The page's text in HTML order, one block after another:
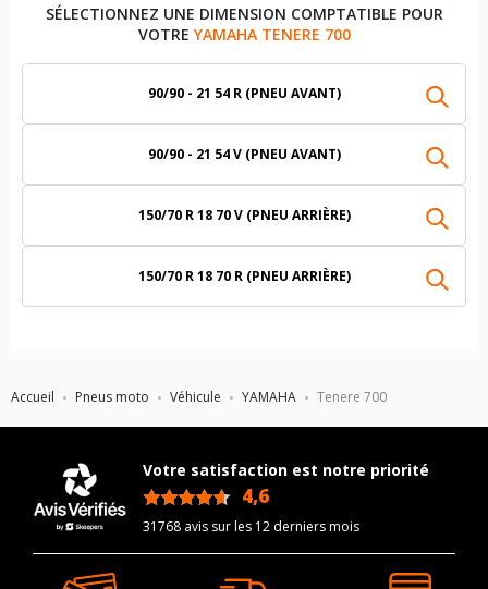
Accueil Pneus moto Véhicule YAMAHA Tenere 700
SÉLECTIONNEZ UNE DIMENSION COMPTATIBLE POUR
VOTREYAMAHA TENERE 700
90/90 - 21 54 R (PNEU AVANT)
90/90 - 21 54 V (PNEU AVANT)
150/70 R 18 70 V (PNEU ARRIÈRE)
150/70 R 18 70 R (PNEU ARRIÈRE)
Votre satisfaction est notre priorité
4,6
31768 avis sur les 12 derniers mois